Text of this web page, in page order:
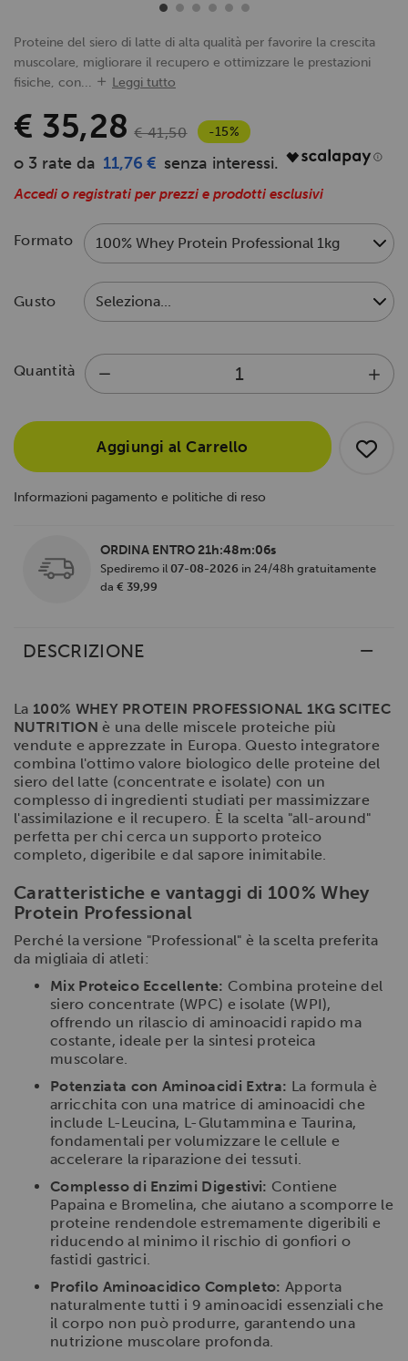
Proteine del siero di latte di alta qualità per favorire la crescita
muscolare, migliorare il recupero e ottimizzare le prestazioni
fisiche, con...
Leggi tutto
€ 35,28 € 41,50 -15%
11,76 €
Accedi o registrati per prezzi e prodotti esclusivi
Formato
Gusto
Quantità
Aggiungi al Carrello
Informazioni pagamento e politiche di reso
ORDINA ENTRO21h:48m:06s
Spediremo il 07-08-2026 in 24/48h gratuitamente
da € 39,99
DESCRIZIONE
La 100% WHEY PROTEIN PROFESSIONAL 1KG SCITEC
NUTRITION è una delle miscele proteiche più
vendute e apprezzate in Europa. Questo integratore
combina l'ottimo valore biologico delle proteine del
siero del latte (concentrate e isolate) con un
complesso di ingredienti studiati per massimizzare
l'assimilazione e il recupero. È la scelta "all-around"
perfetta per chi cerca un supporto proteico
completo, digeribile e dal sapore inimitabile.
Caratteristiche e vantaggi di 100% Whey
Protein Professional
Perché la versione "Professional" è la scelta preferita
da migliaia di atleti:
Mix Proteico Eccellente: Combina proteine del
siero concentrate (WPC) e isolate (WPI),
offrendo un rilascio di aminoacidi rapido ma
costante, ideale per la sintesi proteica
muscolare.
Potenziata con Aminoacidi Extra: La formula è
arricchita con una matrice di aminoacidi che
include L-Leucina, L-Glutammina e Taurina,
fondamentali per volumizzare le cellule e
accelerare la riparazione dei tessuti.
Complesso di Enzimi Digestivi: Contiene
Papaina e Bromelina, che aiutano a scomporre le
proteine rendendole estremamente digeribili e
riducendo al minimo il rischio di gonfiori o
fastidi gastrici.
Profilo Aminoacidico Completo: Apporta
naturalmente tutti i 9 aminoacidi essenziali che
il corpo non può produrre, garantendo una
nutrizione muscolare profonda.